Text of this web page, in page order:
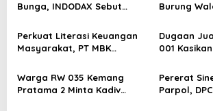
o
s
Bunga, INDODAX Sebut
Sentimen Pasar
Burung
Pelapor
Segera
Perkuat Literasi Keuangan
Masyarakat, PT MBK
Karpet Masjid di Pakuhaji
Dugaan
001
Kampar,
Kasus Ini
Warga RW 035 Kemang
Pratama 2 Minta Kadiv
Pererat
Parpol,